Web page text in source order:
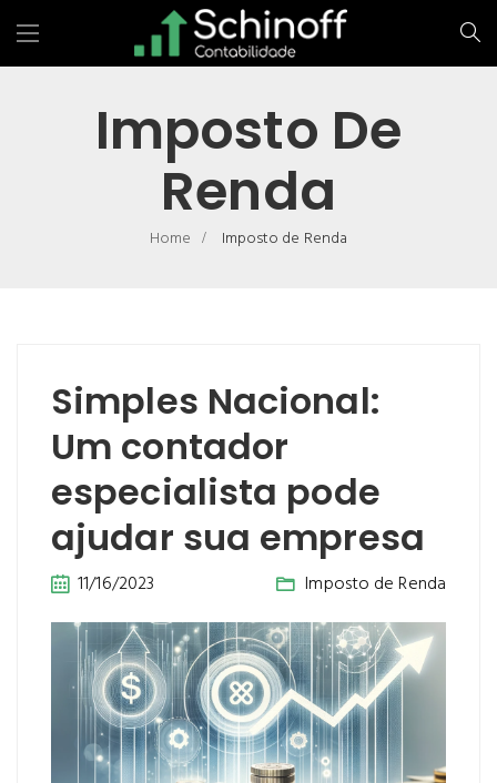
Imposto De
Renda
Home Imposto de Renda
Simples Nacional:
Um contador
especialista pode
ajudar sua empresa
11/16/2023 Imposto de Renda